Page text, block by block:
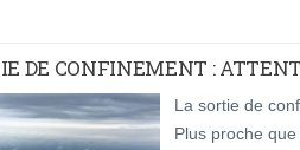
DE CONFINEMENT :
La sortie de
Plus proche